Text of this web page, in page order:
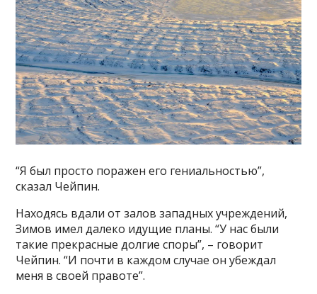
“Я был просто поражен его гениальностью”,
сказал Чейпин.
Находясь вдали от залов западных учреждений,
Зимов имел далеко идущие планы. “У нас были
такие прекрасные долгие споры”, – говорит
Чейпин. “И почти в каждом случае он убеждал
меня в своей правоте”.